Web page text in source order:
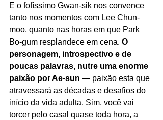
E o fofíssimo Gwan-sik nos convence
tanto nos momentos com Lee Chun-
moo, quanto nas horas em que Park
Bo-gum resplandece em cena. O
personagem, introspectivo e de
poucas palavras, nutre uma enorme
paixão por Ae-sun — paixão esta que
atravessará as décadas e desafios do
início da vida adulta. Sim, você vai
torcer pelo casal quase toda hora, a